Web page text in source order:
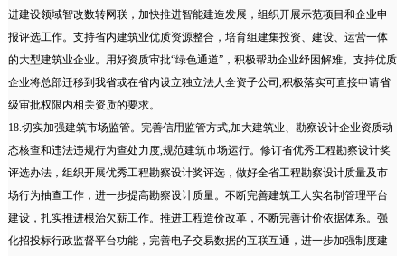
进建设领域智改数转网联，加快推进智能建造发展，组织开展示范项目和企业申
报评选工作。支持省内建筑业优质资源整合，培育组建集投资、建设、运营一体
的大型建筑业企业。用好资质审批“绿色通道”，积极帮助企业纾困解难。支持优质
企业将总部迁移到我省或在省内设立独立法人全资子公司,积极落实可直接申请省
级审批权限内相关资质的要求。
18.切实加强建筑市场监管。完善信用监管方式,加大建筑业、勘察设计企业资质动
态核查和违法违规行为查处力度,规范建筑市场运行。修订省优秀工程勘察设计奖
评选办法，组织开展优秀工程勘察设计奖评选，做好全省工程勘察设计质量及市
场行为抽查工作，进一步提高勘察设计质量。不断完善建筑工人实名制管理平台
建设，扎实推进根治欠薪工作。推进工程造价改革，不断完善计价依据体系。强
化招投标行政监督平台功能，完善电子交易数据的互联互通，进一步加强制度建